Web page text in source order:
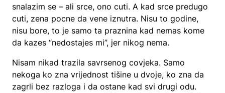
snalazim se – ali srce, ono cuti. A kad srce predugo
cuti, zena pocne da vene iznutra. Nisu to godine,
nisu bore, to je samo ta praznina kad nemas kome
da kazes “nedostajes mi”, jer nikog nema.
Nisam nikad trazila savrsenog covjeka. Samo
nekoga ko zna vrijednost tišine u dvoje, ko zna da
zagrli bez razloga i da ostane kad svi drugi odu.